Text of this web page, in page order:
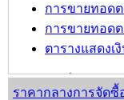
การขายทอด
การขายทอด
ตารางแสดง
บทความ อื่นๆ ...
ราคากลางการจัดซื้